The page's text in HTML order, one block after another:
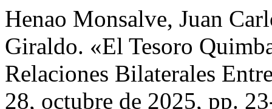
Henao Monsalve, Juan
Giraldo. «El Tesoro
Relaciones Bilaterales
28, octubre de 2025, pp.